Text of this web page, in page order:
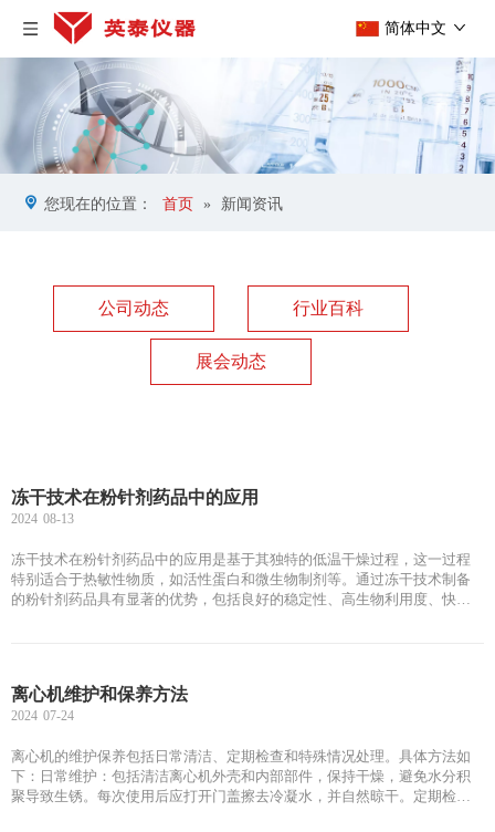
简体中文
您现在的位置： 首页 » 新闻资讯
公司动态 行业百科
展会动态
冻干技术在粉针剂药品中的应用
冻干技术在粉针剂药品中的应用是基于其独特的低温干燥过程，这一过程
特别适合于热敏性物质，如活性蛋白和微生物制剂等。通过冻干技术制备
的粉针剂药品具有显著的优势，包括良好的稳定性、高生物利用度、快速
2024 08-13
离心机维护和保养方法
离心机的维护保养包括日常清洁、定期检查和特殊情况处理。具体方法如
下：日常维护：包括清洁离心机外壳和内部部件，保持干燥，避免水分积
聚导致生锈。每次使用后应打开门盖擦去冷凝水，并自然晾干。‌定期检
2024 07-24